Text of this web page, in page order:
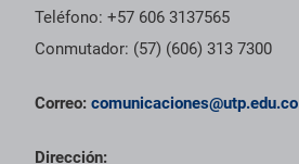
Teléfono: +57 606 3137565
Conmutador: (57) (606) 313 7300
Correo: comunicaciones@utp.edu.co
Dirección: